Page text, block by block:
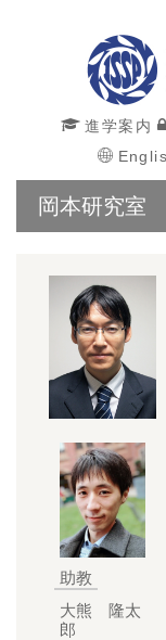
進学案内
岡本研究室
助教
大熊 隆太
郎